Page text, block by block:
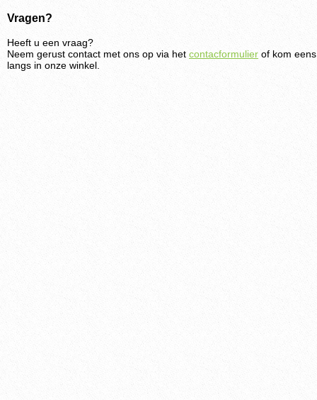
Vragen?
Heeft u een vraag?
Neem gerust contact met ons op via het contacformulier of kom eens
langs in onze winkel.